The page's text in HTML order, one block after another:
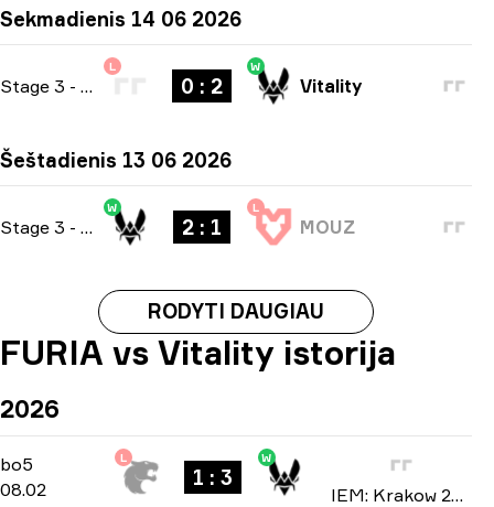
Sekmadienis 14 06 2026
Stage 3 - bo3
L
0 : 2
W
Vitality
Šeštadienis 13 06 2026
Stage 3 - bo3
W
2 : 1
L
MOUZ
RODYTI DAUGIAU
FURIA vs Vitality istorija
2026
bo5 -bo5
08.02
L
1 : 3
W
IEM: Krakow 2026